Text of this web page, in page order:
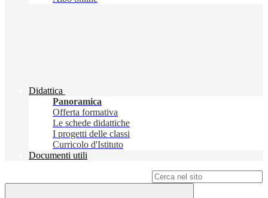
Didattica
Panoramica
Offerta formativa
Le schede didattiche
I progetti delle classi
Curricolo d'Istituto
Documenti utili